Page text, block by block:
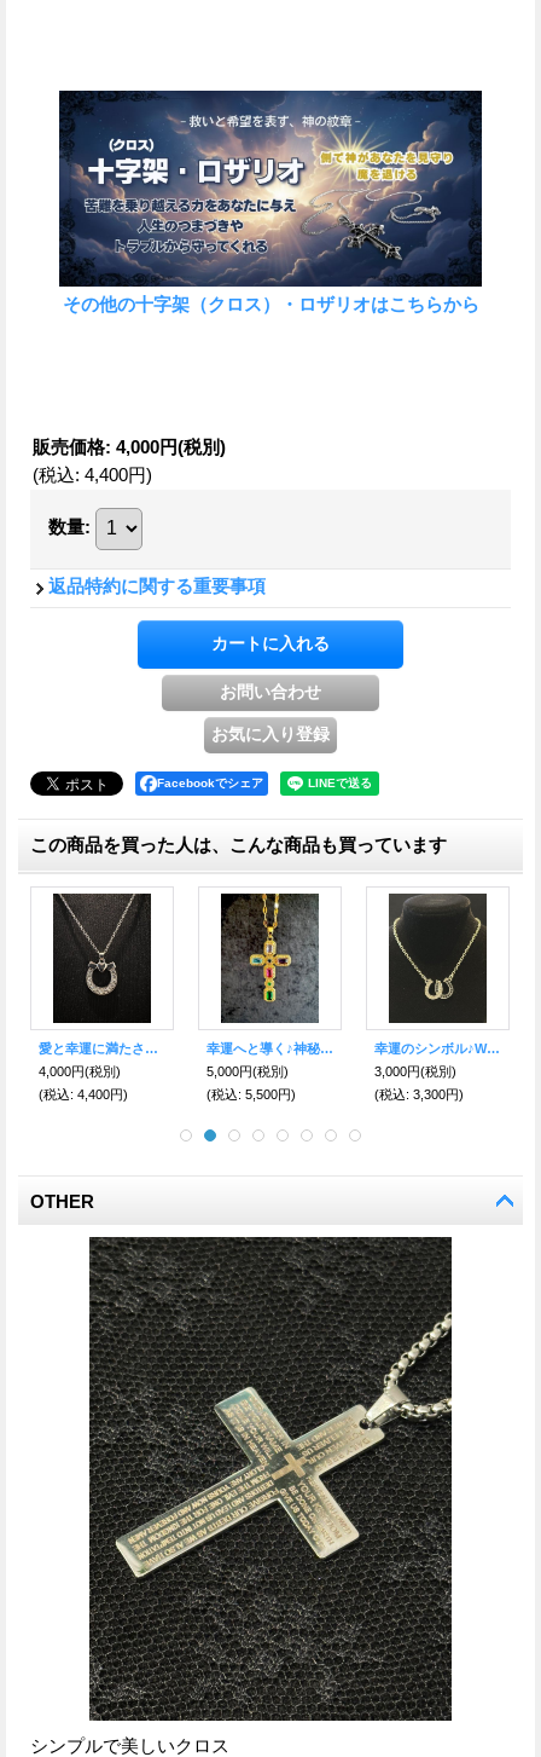
その他の十字架（クロス）・ロザリオはこちらから
販売価格: 4,000円(税別)
(税込: 4,400円)
数量:
返品特約に関する重要事項
Facebookでシェア
この商品を買った人は、こんな商品も買っています
6,800円(税別)
(税込: 7,480円)
悩みや不安を捨て去り、幸運へと導くパワーを得る！レインボーオーラクリスタル＆水晶
3,980円(税別)
(税込: 4,378円)
魔を寄せ付けない！木槿（ムクゲ）の薔薇 十字架ネックレス
2,200円(税別)
(税込: 2,420円)
OTHER
シンプルで美しいクロス